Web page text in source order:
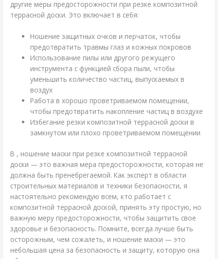
другие меры предосторожности при резке композитной
террасной доски. Это включает в себя:
Ношение защитных очков и перчаток, чтобы
предотвратить травмы глаз и кожных покровов
Использование пилы или другого режущего
инструмента с функцией сбора пыли, чтобы
уменьшить количество частиц, выпускаемых в
воздух
Работа в хорошо проветриваемом помещении,
чтобы предотвратить накопление частиц в воздухе
Избегание резки композитной террасной доски в
замкнутом или плохо проветриваемом помещении
В , ношение маски при резке композитной террасной
доски — это важная мера предосторожности, которая не
должна быть пренебрегаемой. Как эксперт в области
строительных материалов и техники безопасности, я
настоятельно рекомендую всем, кто работает с
композитной террасной доской, принять эту простую, но
важную меру предосторожности, чтобы защитить свое
здоровье и безопасность. Помните, всегда лучше быть
осторожным, чем сожалеть, и ношение маски — это
небольшая цена за безопасность и защиту, которую она